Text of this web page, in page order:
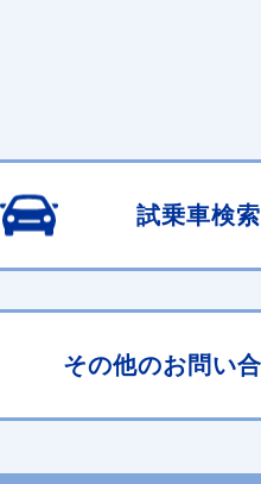
試乗車検索
その他のお問い